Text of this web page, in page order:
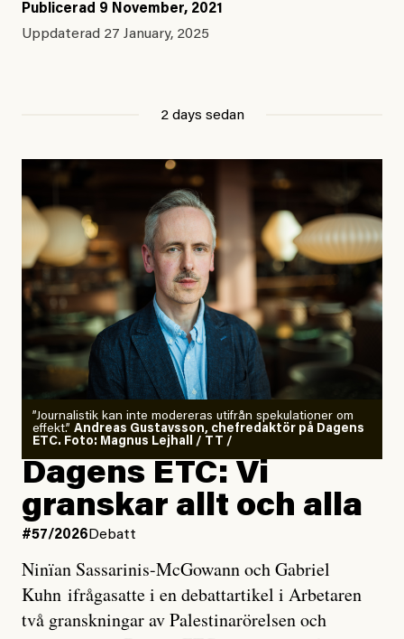
Publicerad 9 November, 2021
Uppdaterad 27 January, 2025
2 days sedan
”Journalistik kan inte modereras utifrån spekulationer om
effekt.” Andreas Gustavsson, chefredaktör på Dagens
ETC. Foto: Magnus Lejhall / TT /
Dagens ETC: Vi
granskar allt och alla
#57/2026Debatt
Ninïan Sassarinis-McGowann och Gabriel
Kuhn ifrågasatte i en debattartikel i Arbetaren
två granskningar av Palestinarörelsen och